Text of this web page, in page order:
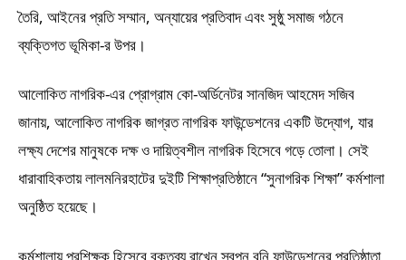
তৈরি, আইনের প্রতি সম্মান, অন্যায়ের প্রতিবাদ এবং সুষ্ঠু সমাজ গঠনে
ব্যক্তিগত ভূমিকা-র উপর।
আলোকিত নাগরিক-এর প্রোগ্রাম কো-অর্ডিনেটর সানজিদ আহমেদ সজিব
জানায়, আলোকিত নাগরিক জাগ্রত নাগরিক ফাউন্ডেশনের একটি উদ্যোগ, যার
লক্ষ্য দেশের মানুষকে দক্ষ ও দায়িত্বশীল নাগরিক হিসেবে গড়ে তোলা। সেই
ধারাবাহিকতায় লালমনিরহাটের দুইটি শিক্ষাপ্রতিষ্ঠানে “সুনাগরিক শিক্ষা” কর্মশালা
অনুষ্ঠিত হয়েছে।